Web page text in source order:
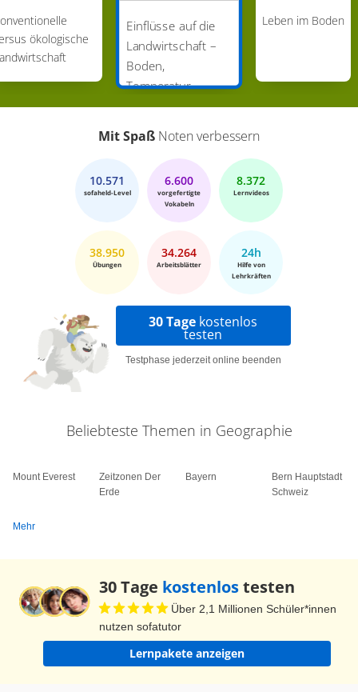
ökologische
Einflüsse auf die
Landwirtschaft –
Boden,
Temperatur,
Niederschlag
Leben im Boden
Mit Spaß Noten verbessern
10.571
sofaheld-Level
6.600
vorgefertigte
Vokabeln
8.372
Lernvideos
38.950
Übungen
34.264
Arbeitsblätter
24h
Hilfe von
Lehrkräften
30 Tage kostenlos
testen
Testphase jederzeit online beenden
Beliebteste Themen in Geographie
Mount Everest
Zeitzonen Der
Erde
Bayern
Bern Hauptstadt
Schweiz
Mehr
30 Tage kostenlostesten
Über 2,1 Millionen Schüler*innen
nutzen sofatutor
Lernpakete anzeigen